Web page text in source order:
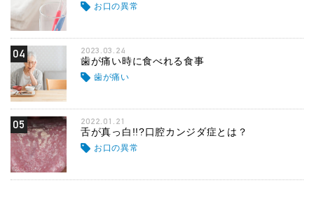
お口の異常
04 2023.03.24
歯が痛い時に食べれる食事
歯が痛い
05 2022.01.21
舌が真っ白!!?口腔カンジダ症とは？
お口の異常